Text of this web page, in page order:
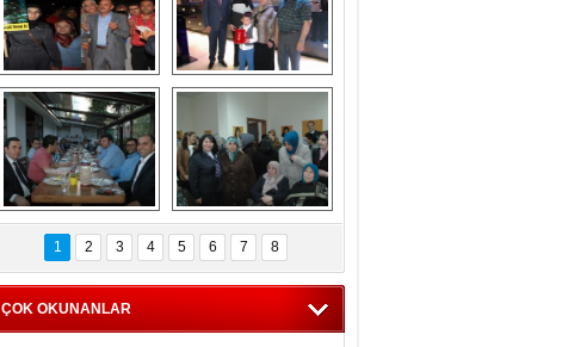
Gölbaşı GAZZE
İÇİN YÜRÜDÜ
Kaymakamlıktan
iftar yemeği
Kaymakamlıktan
iftar yemeği
NERGÜL
YILDIRIM SEÇİM
BÜROSUNU AÇTI
1 2 3 4 5 6 7 8
ÇOK OKUNANLAR